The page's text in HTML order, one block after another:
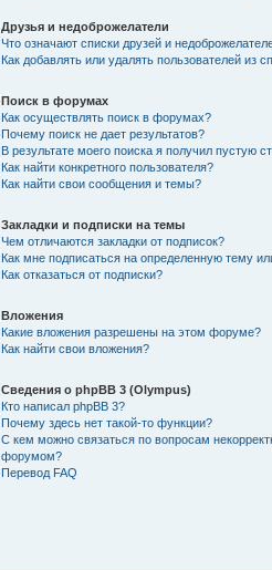
Друзья и недоброжелатели
Что означают списки друзей и
Как добавлять или удалять пользователей из
Поиск в форумах
Как осуществлять поиск в форумах?
Почему поиск не дает результатов?
В результате моего поиска я получил пустую
Как найти конкретного пользователя?
Как найти свои сообщения и темы?
Закладки и подписки на темы
Чем отличаются закладки от подписок?
Как мне подписаться на определенную тему
Как отказаться от подписки?
Вложения
Какие вложения разрешены на этом форуме?
Как найти свои вложения?
Сведения о phpBB 3 (Olympus)
Кто написал phpBB 3?
Почему здесь нет такой-то функции?
С кем можно связаться по вопросам
форумом?
Перевод FAQ